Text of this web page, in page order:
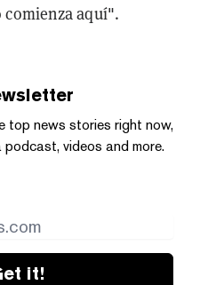
comienza aquí".
top news stories right now,
videos and more.
it!